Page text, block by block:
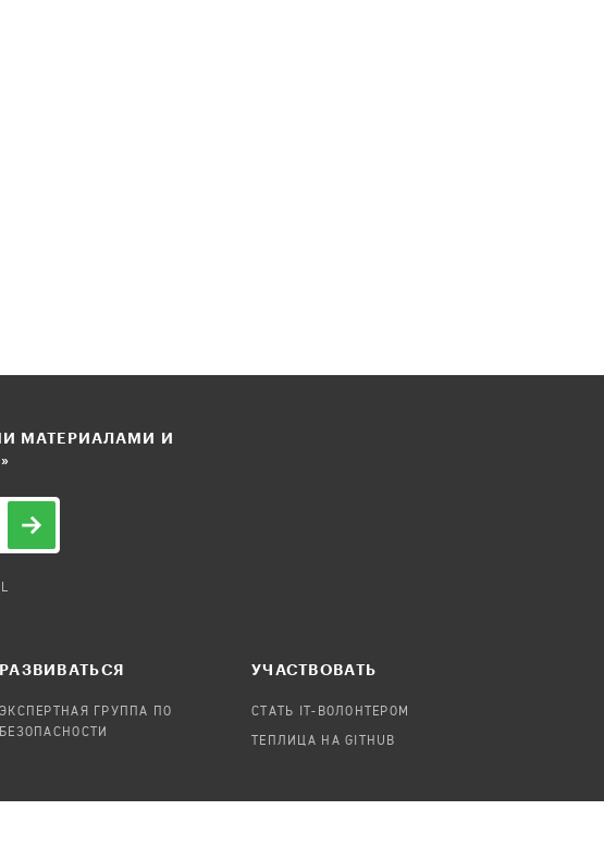
МАТЕРИАЛАМИ И
РАЗВИВАТЬСЯ
ЭКСПЕРТНАЯ ГРУППА ПО
БЕЗОПАСНОСТИ
УЧАСТВОВАТЬ
СТАТЬ IT-ВОЛОНТЕРОМ
ТЕПЛИЦА НА GITHUB